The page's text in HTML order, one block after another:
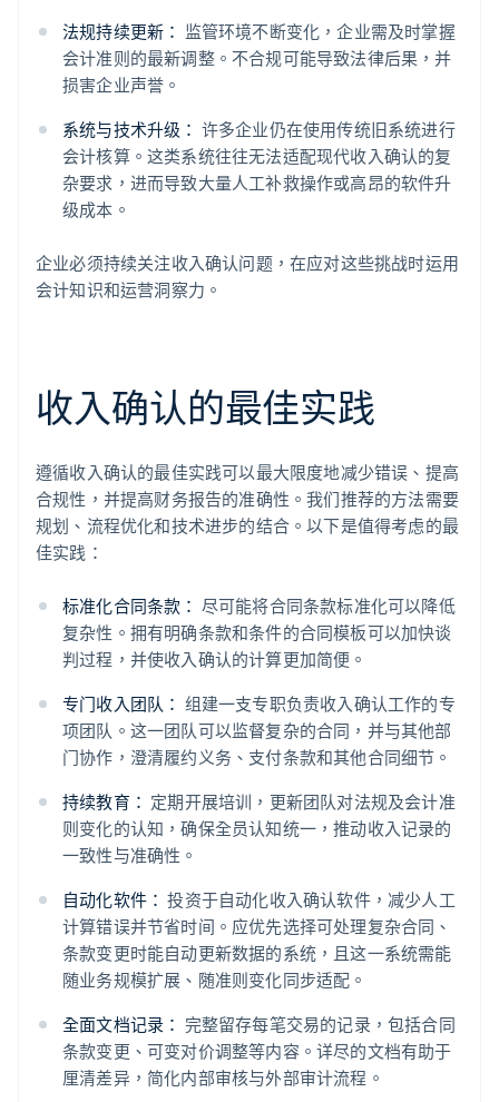
法规持续更新： 监管环境不断变化，企业需及时掌握
会计准则的最新调整。不合规可能导致法律后果，并
损害企业声誉。
系统与技术升级： 许多企业仍在使用传统旧系统进行
会计核算。这类系统往往无法适配现代收入确认的复
杂要求，进而导致大量人工补救操作或高昂的软件升
级成本。
企业必须持续关注收入确认问题，在应对这些挑战时运用
会计知识和运营洞察力。
收入确认的最佳实践
遵循收入确认的最佳实践可以最大限度地减少错误、提高
合规性，并提高财务报告的准确性。我们推荐的方法需要
规划、流程优化和技术进步的结合。以下是值得考虑的最
佳实践：
标准化合同条款： 尽可能将合同条款标准化可以降低
复杂性。拥有明确条款和条件的合同模板可以加快谈
判过程，并使收入确认的计算更加简便。
专门收入团队： 组建一支专职负责收入确认工作的专
项团队。这一团队可以监督复杂的合同，并与其他部
门协作，澄清履约义务、支付条款和其他合同细节。
持续教育： 定期开展培训，更新团队对法规及会计准
则变化的认知，确保全员认知统一，推动收入记录的
一致性与准确性。
自动化软件： 投资于自动化收入确认软件，减少人工
计算错误并节省时间。应优先选择可处理复杂合同、
条款变更时能自动更新数据的系统，且这一系统需能
随业务规模扩展、随准则变化同步适配。
全面文档记录： 完整留存每笔交易的记录，包括合同
条款变更、可变对价调整等内容。详尽的文档有助于
厘清差异，简化内部审核与外部审计流程。